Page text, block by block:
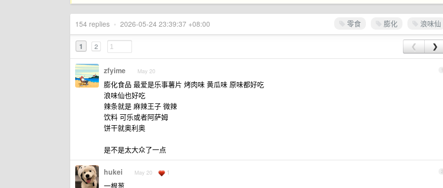
零食 膨化 浪味仙
154 replies • 2026-05-24 23:39:37 +08:00
1 2 ❮ ❯
1
zfyime May 20
膨化食品 最爱是乐事薯片 烤肉味 黄瓜味 原味都好吃
浪味仙也好吃
辣条就是 麻辣王子 微辣
饮料 可乐或者阿萨姆
饼干就奥利奥
是不是太大众了一点
2
hukei May 20 1
一根葱